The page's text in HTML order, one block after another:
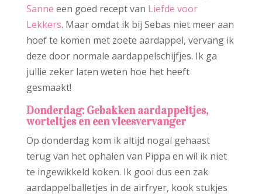
Sanne een goed recept van Liefde voor
Lekkers. Maar omdat ik bij Sebas niet meer aan
hoef te komen met zoete aardappel, vervang ik
deze door normale aardappelschijfjes. Ik ga
jullie zeker laten weten hoe het heeft
gesmaakt!
Donderdag: Gebakken aardappeltjes,
worteltjes en een vleesvervanger
Op donderdag kom ik altijd nogal gehaast
terug van het ophalen van Pippa en wil ik niet
te ingewikkeld koken. Ik gooi dus een zak
aardappelballetjes in de airfryer, kook stukjes